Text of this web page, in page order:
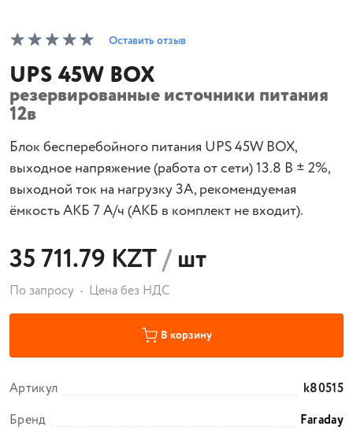
Оставить отзыв
UPS 45W BOX
резервированные источники питания
12в
Блок бесперебойного питания UPS 45W BOX,
выходное напряжение (работа от сети) 13.8 В ± 2%,
выходной ток на нагрузку 3А, рекомендуемая
ёмкость АКБ 7 А/ч (АКБ в комплект не входит).
35 711.79 KZT/шт
По запросу Цена без НДС
В корзину
Артикул
k80515
Бренд
Faraday